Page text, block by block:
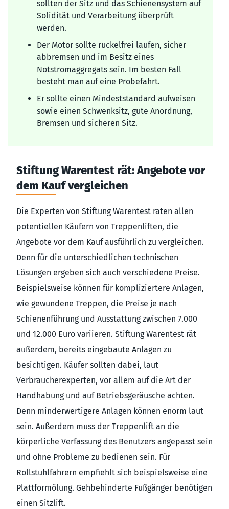
sollten der Sitz und das Schienensystem auf
Solidität und Verarbeitung überprüft
werden.
Der Motor sollte ruckelfrei laufen, sicher
abbremsen und im Besitz eines
Notstromaggregats sein. Im besten Fall
besteht man auf eine Probefahrt.
Er sollte einen Mindeststandard aufweisen
sowie einen Schwenksitz, gute Anordnung,
Bremsen und sicheren Sitz.
Stiftung Warentest rät: Angebote vor
dem Kauf vergleichen
Die Experten von Stiftung Warentest raten allen
potentiellen Käufern von Treppenliften, die
Angebote vor dem Kauf ausführlich zu vergleichen.
Denn für die unterschiedlichen technischen
Lösungen ergeben sich auch verschiedene Preise.
Beispielsweise können für kompliziertere Anlagen,
wie gewundene Treppen, die Preise je nach
Schienenführung und Ausstattung zwischen 7.000
und 12.000 Euro variieren. Stiftung Warentest rät
außerdem, bereits eingebaute Anlagen zu
besichtigen. Käufer sollten dabei, laut
Verbraucherexperten, vor allem auf die Art der
Handhabung und auf Betriebsgeräusche achten.
Denn minderwertigere Anlagen können enorm laut
sein. Außerdem muss der Treppenlift an die
körperliche Verfassung des Benutzers angepasst sein
und ohne Probleme zu bedienen sein. Für
Rollstuhlfahrern empfiehlt sich beispielsweise eine
Plattformölung. Gehbehinderte Fußgänger benötigen
einen Sitzlift.